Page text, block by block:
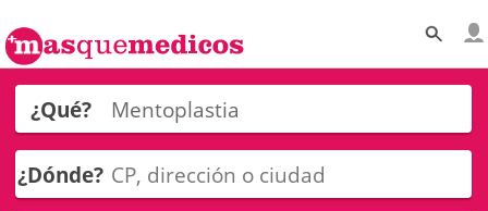
¿Qué?
¿Dónde?